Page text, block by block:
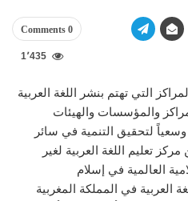
0 Comments
1٬435
التي تهتم بنشر اللغة العربية
والمؤسسات والهيئات
لتحقيق التنمية في سائر
تعليم اللغة العربية لغير
العالمية في إسلام
العربية في المملكة المغربية